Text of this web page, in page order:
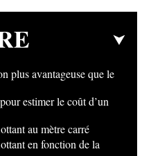
plus avantageuse que le
estimer le coût d’un
au mètre carré
en fonction de la